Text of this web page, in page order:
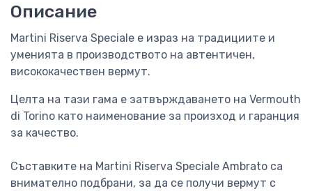
Описание
Martini Riserva Speciale е израз на традициите и
уменията в производството на автентичен,
висококачествен вермут.
Целта на тази гама е затвърждаването на Vermouth
di Torino като наименование за произход и гаранция
за качество.
Съставките на Martini Riserva Speciale Ambrato са
внимателно подбрани, за да се получи вермут с